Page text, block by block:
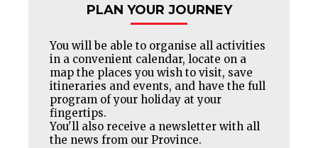
PLAN YOUR JOURNEY
You will be able to organise all activities
in a convenient calendar, locate on a
map the places you wish to visit, save
itineraries and events, and have the full
program of your holiday at your
fingertips.
You'll also receive a newsletter with all
the news from our Province.